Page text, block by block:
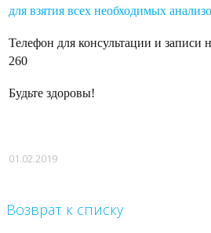
для взятия всех необходимых
Телефон для консультации и записи
260
Будьте здоровы!
01.02.2019
Возврат к списку